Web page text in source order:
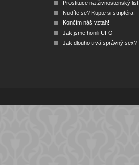
Prostituce na živnostenský list
Nudíte se? Kupte si striptéra!
Končím náš vztah!
Jak jsme honili UFO
Jak dlouho trvá správný sex?